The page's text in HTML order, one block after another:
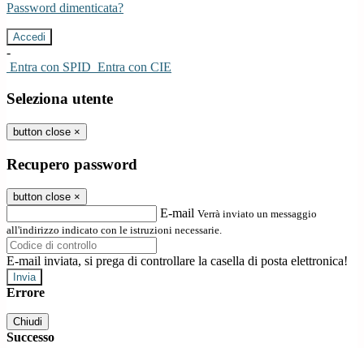
Password dimenticata?
-
Entra con SPID Entra con CIE
Seleziona utente
button close ×
Recupero password
button close ×
E-mail Verrà inviato un messaggio
all'indirizzo indicato con le istruzioni necessarie.
E-mail inviata, si prega di controllare la casella di posta elettronica!
Errore
Chiudi
Successo